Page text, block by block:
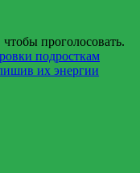
чтобы проголосовать.
подросткам
их энергии